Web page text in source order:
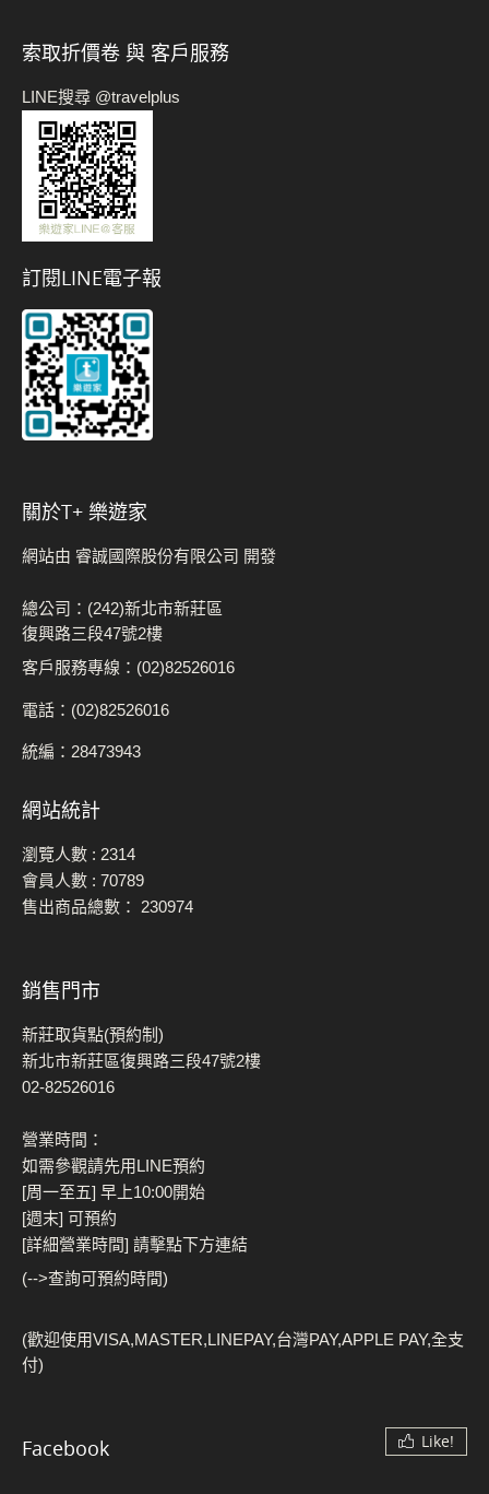
索取折價卷 與 客戶服務
LINE搜尋 @travelplus
訂閱LINE電子報
關於t+ 樂遊家
網站由 睿誠國際股份有限公司 開發
總公司：(242)新北市新莊區
復興路三段47號2樓
客戶服務專線：(02)82526016
電話：(02)82526016
統編：28473943
網站統計
瀏覽人數 : 2314
會員人數 : 70789
售出商品總數： 230974
銷售門市
新莊取貨點(預約制)
新北市新莊區復興路三段47號2樓
02-82526016
營業時間：
如需參觀請先用LINE預約
[周一至五] 早上10:00開始
[週末] 可預約
[詳細營業時間] 請擊點下方連結
(-->查詢可預約時間)
(歡迎使用VISA,MASTER,LINEPAY,台灣PAY,APPLE PAY,全支
付)
Facebook Like!